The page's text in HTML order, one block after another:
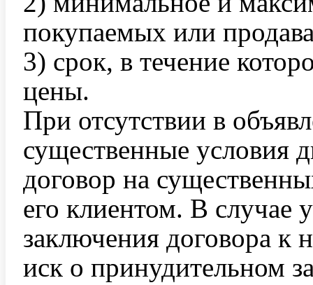
покупаемых или
3) срок, в течение
цены.
При отсутствии в
существенные условия
договор на
его клиентом. В случае
заключения договора к
иск о принудительном